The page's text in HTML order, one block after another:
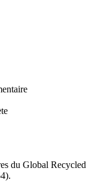
du Global Recycled